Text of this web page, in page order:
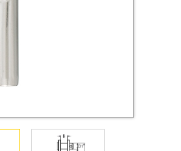
резьбой
для яхт